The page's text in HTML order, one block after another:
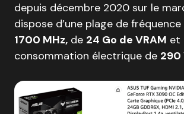
depuis décembre 2020 sur le
dispose d’une plage de
1700 MHz, de 24 Go de VRAM et
consommation électrique de 290